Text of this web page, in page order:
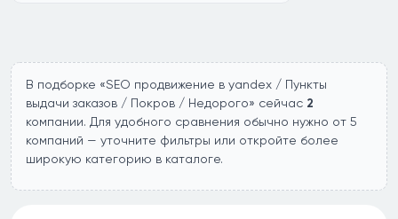
В подборке «SEO продвижение в yandex / Пункты
выдачи заказов / Покров / Недорого» сейчас 2
компании. Для удобного сравнения обычно нужно от 5
компаний — уточните фильтры или откройте более
широкую категорию в каталоге.